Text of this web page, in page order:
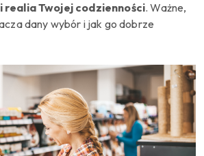
realia Twojej codzienności. Ważne,
dany wybór i jak go dobrze